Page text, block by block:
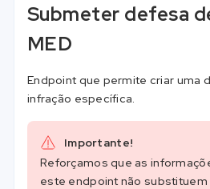
Submeter defesa
MED
Endpoint que permite criar uma
infração específica.
Importante!
Reforçamos que as
este endpoint não substituem